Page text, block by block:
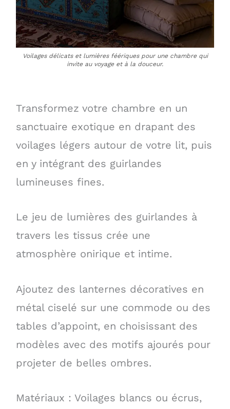
Voilages délicats et lumières féériques pour une chambre qui
invite au voyage et à la douceur.
Transformez votre chambre en un
sanctuaire exotique en drapant des
voilages légers autour de votre lit, puis
en y intégrant des guirlandes
lumineuses fines.
Le jeu de lumières des guirlandes à
travers les tissus crée une
atmosphère onirique et intime.
Ajoutez des lanternes décoratives en
métal ciselé sur une commode ou des
tables d’appoint, en choisissant des
modèles avec des motifs ajourés pour
projeter de belles ombres.
Matériaux : Voilages blancs ou écrus,